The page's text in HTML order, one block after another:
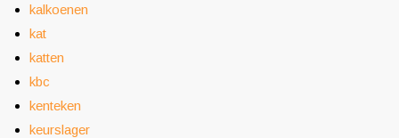
kalkoenen
kat
katten
kbc
kenteken
keurslager